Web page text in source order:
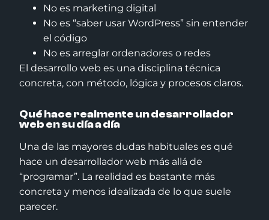
No es marketing digital
No es “saber usar WordPress” sin entender
el código
No es arreglar ordenadores o redes
El desarrollo web es una disciplina técnica
concreta, con método, lógica y procesos claros.
Qué hace realmente un desarrollador
web en su día a día
Una de las mayores dudas habituales es qué
hace un desarrollador web más allá de
“programar”. La realidad es bastante más
concreta y menos idealizada de lo que suele
parecer.